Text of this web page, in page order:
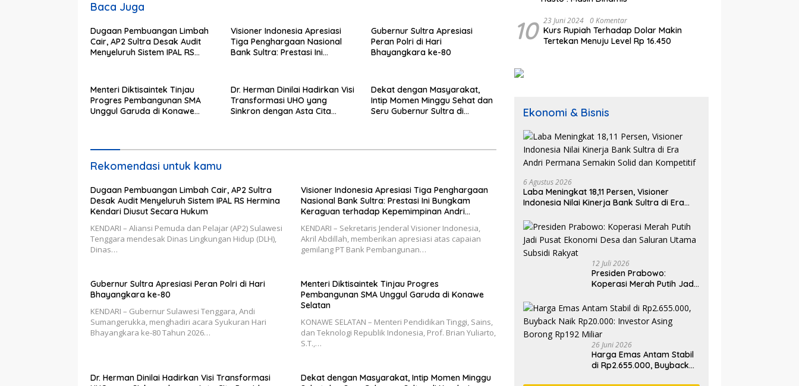
Baca Juga
Dugaan Pembuangan Limbah
Cair, AP2 Sultra Desak Audit
Menyeluruh Sistem IPAL RS
Visioner Indonesia Apresiasi
Tiga Penghargaan Nasional
Bank Sultra: Prestasi Ini
Gubernur Sultra Apresiasi
Peran Polri di Hari
Bhayangkara ke-80
Menteri Diktisaintek Tinjau
Progres Pembangunan SMA
Unggul Garuda di Konawe
Dr. Herman Dinilai Hadirkan Visi
Transformasi UHO yang
Sinkron dengan Asta Cita
Dekat dengan Masyarakat,
Intip Momen Minggu Sehat dan
Seru Gubernur Sultra di
Rekomendasi untuk kamu
Dugaan Pembuangan Limbah Cair, AP2 Sultra
Desak Audit Menyeluruh Sistem IPAL RS Hermina
Kendari Diusut Secara Hukum
KENDARI – Aliansi Pemuda dan Pelajar (AP2) Sulawesi
Tenggara mendesak Dinas Lingkungan Hidup (DLH),
Dinas…
Visioner Indonesia Apresiasi Tiga Penghargaan
Nasional Bank Sultra: Prestasi Ini Bungkam
Keraguan terhadap Kepemimpinan Andri
KENDARI – Sekretaris Jenderal Visioner Indonesia,
Akril Abdillah, memberikan apresiasi atas capaian
gemilang PT Bank Pembangunan…
Gubernur Sultra Apresiasi Peran Polri di Hari
Bhayangkara ke-80
KENDARI – Gubernur Sulawesi Tenggara, Andi
Sumangerukka, menghadiri acara Syukuran Hari
Bhayangkara ke-80 Tahun 2026…
Menteri Diktisaintek Tinjau Progres
Pembangunan SMA Unggul Garuda di Konawe
Selatan
KONAWE SELATAN – Menteri Pendidikan Tinggi, Sains,
dan Teknologi Republik Indonesia, Prof. Brian Yuliarto,
S.T.,…
Dr. Herman Dinilai Hadirkan Visi Transformasi
Dekat dengan Masyarakat, Intip Momen Minggu
10 23 Juni 2024 0 Komentar
Kurs Rupiah Terhadap Dolar Makin
Tertekan Menuju Level Rp 16.450
Ekonomi & Bisnis
6 Agustus 2026
Laba Meningkat 18,11 Persen, Visioner
Indonesia Nilai Kinerja Bank Sultra di Era
Kompetitif
12 Juli 2026
Presiden Prabowo:
Koperasi Merah Putih Jadi
Saluran Utama Subsidi
26 Juni 2026
Harga Emas Antam Stabil
di Rp2.655.000, Buyback